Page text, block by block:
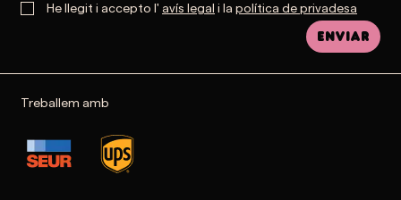
He llegit i accepto l' avís legal i la política de privadesa
Enviar
Treballem amb